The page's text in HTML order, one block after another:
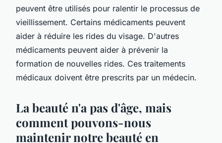
peuvent être utilisés pour ralentir le processus de
vieillissement. Certains médicaments peuvent
aider à réduire les rides du visage. D'autres
médicaments peuvent aider à prévenir la
formation de nouvelles rides. Ces traitements
médicaux doivent être prescrits par un médecin.
La beauté n'a pas d'âge, mais
comment pouvons-nous
maintenir notre beauté en